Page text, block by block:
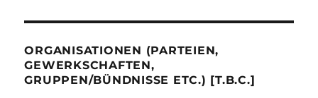
ORGANISATIONEN (PARTEIEN,
GEWERKSCHAFTEN,
GRUPPEN/BÜNDNISSE ETC.) [T.B.C.]